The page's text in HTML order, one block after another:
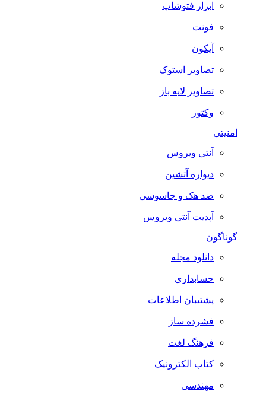
ابزار فتوشاپ
فونت
آیکون
تصاویر استوک
تصاویر لایه باز
وکتور
امنیتی
آنتی ویروس
دیواره آتشین
ضد هک و جاسوسی
آپدیت آنتی ویروس
گوناگون
دانلود مجله
حسابداری
پشتیبان اطلاعات
فشرده ساز
فرهنگ لغت
کتاب الکترونیک
مهندسی